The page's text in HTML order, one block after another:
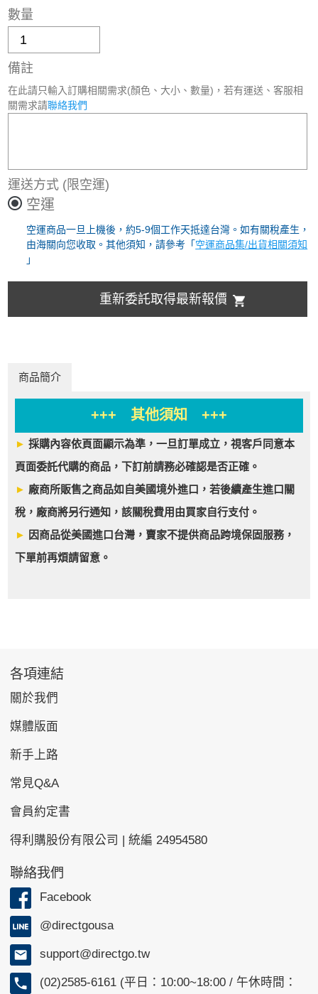
數量
備註
在此請只輸入訂購相關需求(顏色、大小、數量)，若有運送、客服相
關需求請聯絡我們
運送方式 (限空運)
空運
空運商品一旦上機後，約5-9個工作天抵達台灣。如有關稅產生，
由海關向您收取。其他須知，請參考「 空運商品集/出貨相關須知
」
重新委託取得最新報價
商品簡介
+++ 其他須知 +++
►採購內容依頁面顯示為準，一旦訂單成立，視客戶同意本
頁面委託代購的商品，下訂前請務必確認是否正確。
► 廠商所販售之商品如自美國境外進口，若後續產生進口關
稅，廠商將另行通知，該關稅費用由買家自行支付。
► 因商品從美國進口台灣，賣家不提供商品跨境保固服務，
下單前再煩請留意。
各項連結
關於我們
媒體版面
新手上路
常見Q&A
會員約定書
得利購股份有限公司 | 統編 24954580
聯絡我們
Facebook
@directgousa
support@directgo.tw
(02)2585-6161 (平日：10:00~18:00 / 午休時間：